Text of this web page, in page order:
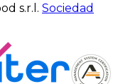
s.r.l. Sociedad